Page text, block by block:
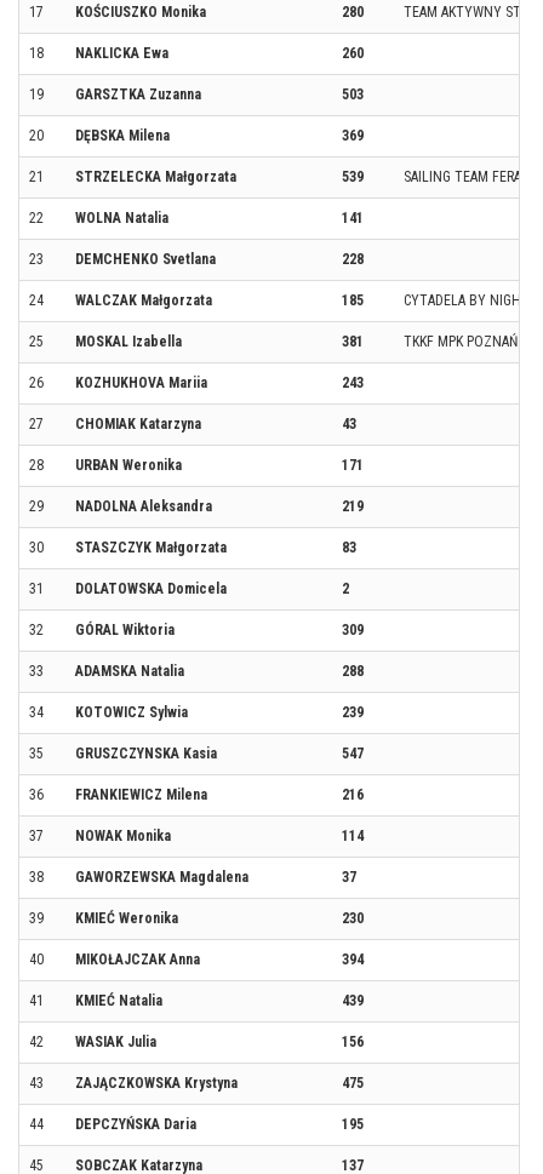
17 KOŚCIUSZKO Monika 280 TEAM AKTYWNY
18 NAKLICKA Ewa 260
19 GARSZTKA Zuzanna 503
20 DĘBSKA Milena 369
21 STRZELECKA Małgorzata 539 SAILING TEAM
22 WOLNA Natalia 141
23 DEMCHENKO Svetlana 228
24 WALCZAK Małgorzata 185 CYTADELA BY NIGHT
25 MOSKAL Izabella 381 TKKF MPK POZNAŃ
26 KOZHUKHOVA Mariia 243
27 CHOMIAK Katarzyna 43
28 URBAN Weronika 171
29 NADOLNA Aleksandra 219
30 STASZCZYK Małgorzata 83
31 DOLATOWSKA Domicela 2
32 GÓRAL Wiktoria 309
33 ADAMSKA Natalia 288
34 KOTOWICZ Sylwia 239
35 GRUSZCZYNSKA Kasia 547
36 FRANKIEWICZ Milena 216
37 NOWAK Monika 114
38 GAWORZEWSKA Magdalena 37
39 KMIEĆ Weronika 230
40 MIKOŁAJCZAK Anna 394
41 KMIEĆ Natalia 439
42 WASIAK Julia 156
43 ZAJĄCZKOWSKA Krystyna 475
44 DEPCZYŃSKA Daria 195
45 SOBCZAK Katarzyna 137